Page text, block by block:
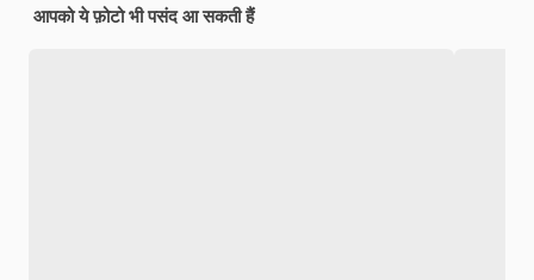
आपको ये फ़ोटो भी पसंद आ सकती हैं